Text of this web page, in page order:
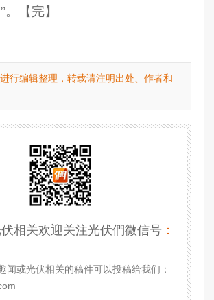
【完】
行编辑整理，转载请注明出处、作者和
相关欢迎关注光伏們微信号 ：
闻或光伏相关的稿件可以投稿给我们：